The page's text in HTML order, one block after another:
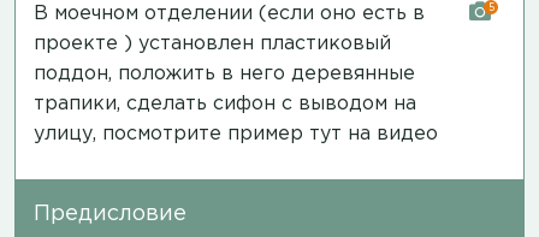
В моечном отделении (если оно есть в
проекте ) установлен пластиковый
поддон, положить в него деревянные
трапики, сделать сифон с выводом на
улицу, посмотрите пример тут на видео
5
Предисловие